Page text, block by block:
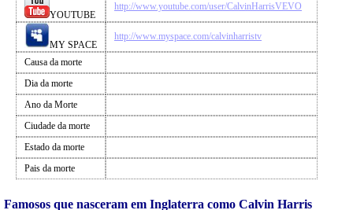
YOUTUBE
http://www.youtube.com/user/CalvinHarrisVEVO
MY SPACE
http://www.myspace.com/calvinharristv
Causa da morte
Dia da morte
Ano da Morte
Ciudade da morte
Estado da morte
Pais da morte
Famosos que nasceram em Inglaterra como Calvin Harris